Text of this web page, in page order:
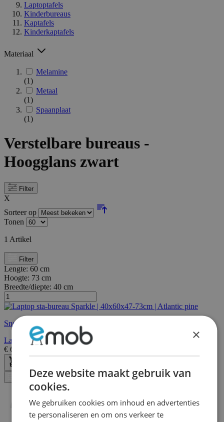
Laptoptafels
Kinderbureaus
Kaptafels
Kinderkaptafels
Materiaal
Melamine
(1)
Metaal
(1)
Spaanplaat
(1)
Verstelbare bureaus -
Hoogglans zwart
Filter
X
Sorteer op
Tonen
1 Artikel
Filter
Lengte: 60 cm
Hoogte: 73 cm
Breedte/diepte: 40 cm
Snelle levering
Laptop sta-bureau Sparkle | 40x60x47-73cm | Atlantic pine
€ 64,95
Filter
×
Deze website maakt gebruik van
cookies.
We gebruiken cookies om inhoud en advertenties
te personaliseren en om ons verkeer te